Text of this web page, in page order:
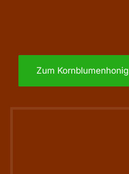
Zum Kornblumenhonig